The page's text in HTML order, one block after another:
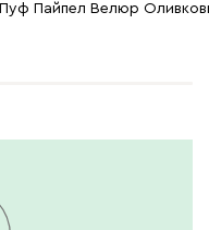
Пуф Пайпел Велюр